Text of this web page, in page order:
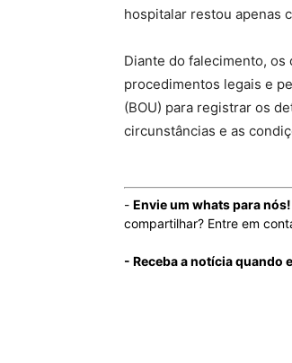
hospitalar restou apenas
Diante do falecimento,
procedimentos legais e
(BOU) para registrar os
circunstâncias e as
- Envie um whats para nós!
compartilhar? Entre em
- Receba a notícia quando